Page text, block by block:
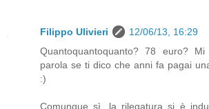
Filippo Ulivieri
12/06/13, 16:29
Quantoquantoquanto? 78 euro?
parola se ti dico che anni fa pagai
:)
Comunque sì, la rilegatura si è